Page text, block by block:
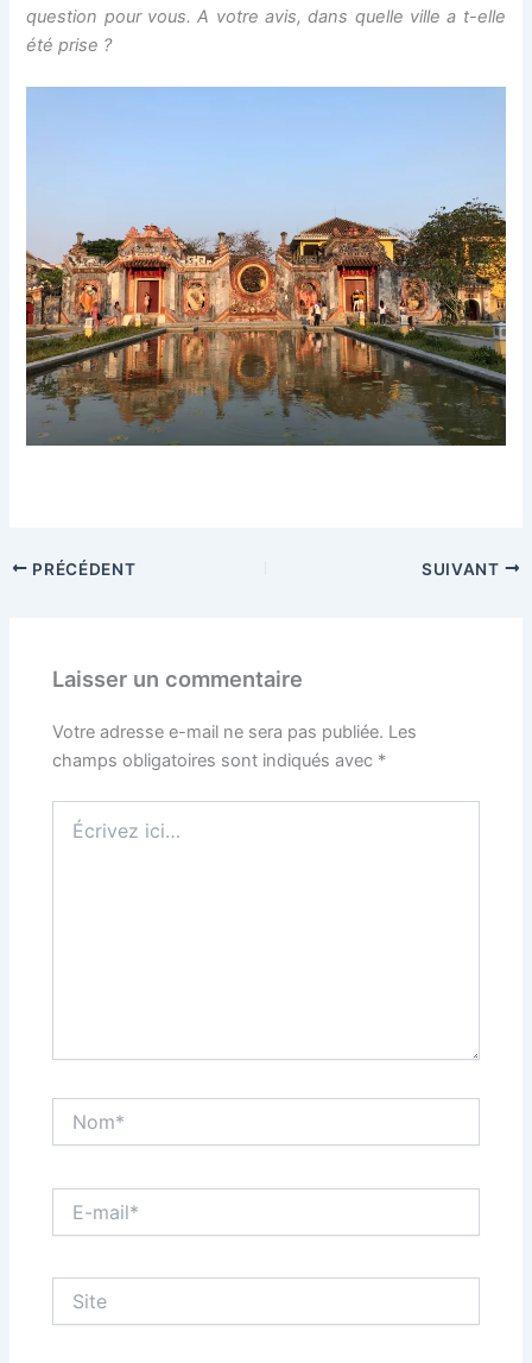
question pour vous. A votre avis, dans quelle ville a t-elle
été prise ?
PRÉCÉDENT SUIVANT
Laisser un commentaire
Votre adresse e-mail ne sera pas publiée. Les
champs obligatoires sont indiqués avec *
ici…
mail*